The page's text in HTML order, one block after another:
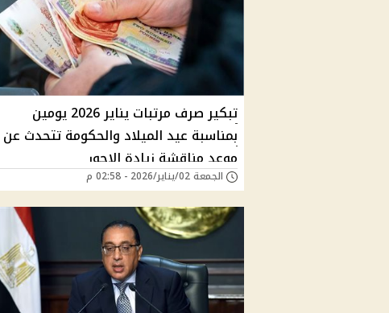
تبكير صرف مرتبات يناير 2026 يومين
بمناسبة عيد الميلاد والحكومة تتحدث عن
موعد مناقشة زيادة الاجور
الجمعة 02/يناير/2026 - 02:58 م